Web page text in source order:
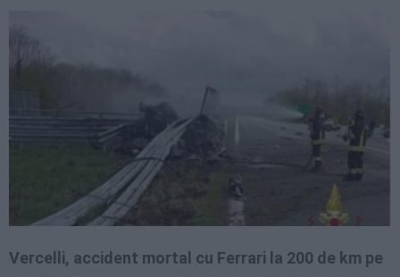
Vercelli, accident mortal cu Ferrari la 200 de km pe